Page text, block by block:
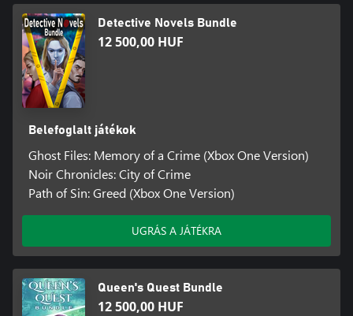
Detective Novels Bundle
12 500,00 HUF
Belefoglalt játékok
Ghost Files: Memory of a Crime (Xbox One Version)
Noir Chronicles: City of Crime
Path of Sin: Greed (Xbox One Version)
UGRÁS A JÁTÉKRA
Queen's Quest Bundle
12 500,00 HUF